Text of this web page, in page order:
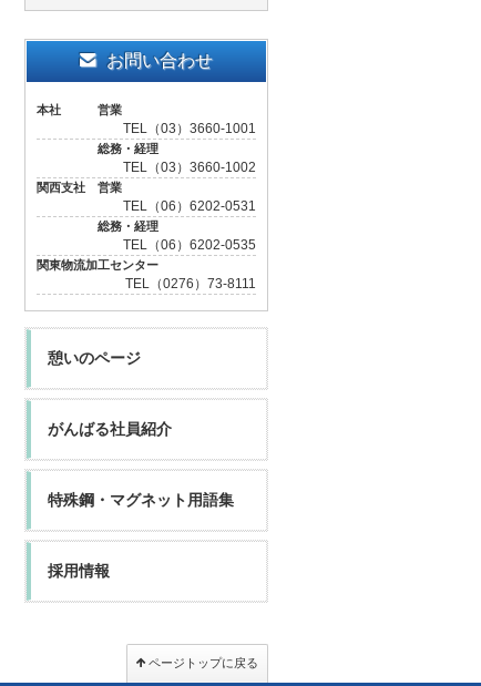
お問い合わせ
本社 営業
TEL（03）3660-1001
総務・経理
TEL（03）3660-1002
関西支社 営業
TEL（06）6202-0531
総務・経理
TEL（06）6202-0535
関東物流加工センター
TEL（0276）73-8111
憩いのページ
がんばる社員紹介
特殊鋼・マグネット用語集
採用情報
ページトップに戻る